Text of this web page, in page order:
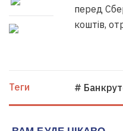
перед
коштів,
Теги #